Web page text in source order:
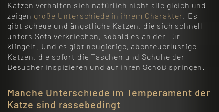
Katzen verhalten sich natürlich nicht alle gleich und
zeigen große Unterschiede in ihrem Charakter . Es
gibt scheue und ängstliche Katzen, die sich schnell
unters Sofa verkriechen, sobald es an der Tür
klingelt. Und es gibt neugierige, abenteuerlustige
Katzen, die sofort die Taschen und Schuhe der
Besucher inspizieren und auf ihren Schoß springen.
Manche Unterschiede im Temperament der
Katze sind rassebedingt